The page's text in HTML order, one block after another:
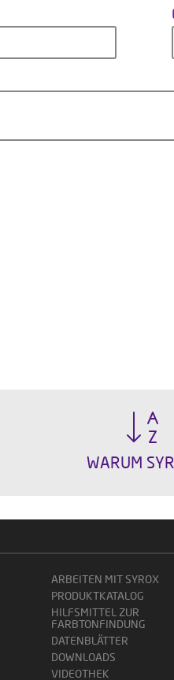
WARUM
ARBEITEN MIT SYROX
PRODUKTKATALOG
HILFSMITTEL ZUR
FARBTONFINDUNG
DATENBLÄTTER
DOWNLOADS
VIDEOTHEK